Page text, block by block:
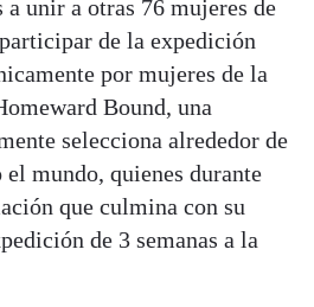
a unir a otras 76 mujeres de
de la expedición
por mujeres de la
Bound, una
selecciona alrededor de
mundo, quienes durante
que culmina con su
de 3 semanas a la